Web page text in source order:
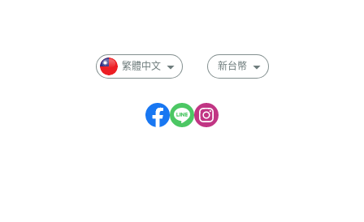
繁體中文 新台幣